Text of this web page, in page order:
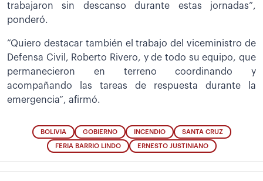
trabajaron sin descanso durante estas jornadas”,
ponderó.
“Quiero destacar también el trabajo del viceministro de
Defensa Civil, Roberto Rivero, y de todo su equipo, que
permanecieron en terreno coordinando y
acompañando las tareas de respuesta durante la
emergencia”, afirmó.
BOLIVIA GOBIERNO INCENDIO SANTA CRUZ
FERIA BARRIO LINDO ERNESTO JUSTINIANO